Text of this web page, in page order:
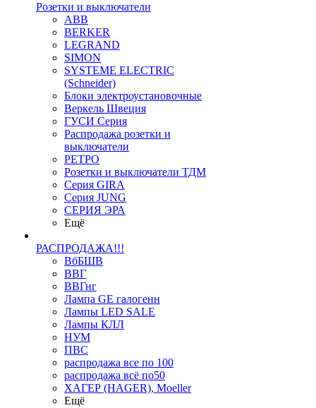
Розетки и выключатели
ABB
BERKER
LEGRAND
SIMON
SYSTEME ELECTRIC
(Schneider)
Блоки электроустановочные
Веркель Швеция
ГУСИ Серия
Распродажа розетки и
выключатели
РЕТРО
Розетки и выключатели ТДМ
Серия GIRA
Серия JUNG
СЕРИЯ ЭРА
Ещё
РАСПРОДАЖА!!!
ВбБШВ
ВВГ
ВВГнг
Лампа GE галогенн
Лампы LED SALE
Лампы КЛЛ
НУМ
ПВС
распродажа все по 100
распродажа всё по50
ХАГЕР (HAGER), Moeller
Ещё